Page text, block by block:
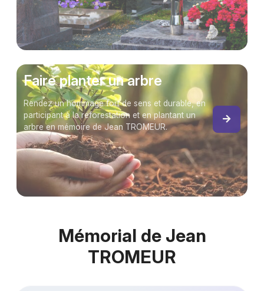
Faire planter un arbre
Rendez un hommage fort de sens et durable, en
participant à la reforestation et en plantant un
arbre en mémoire de Jean TROMEUR.
Mémorial de Jean
TROMEUR